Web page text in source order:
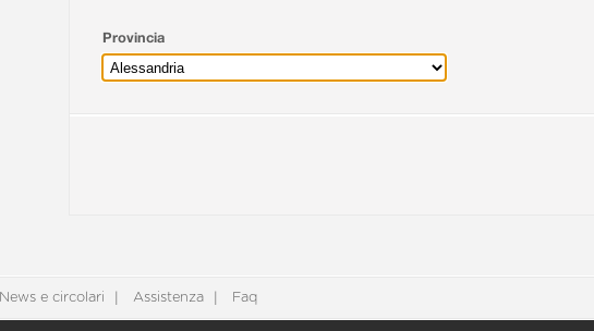
Provincia
News e circolari Assistenza Faq